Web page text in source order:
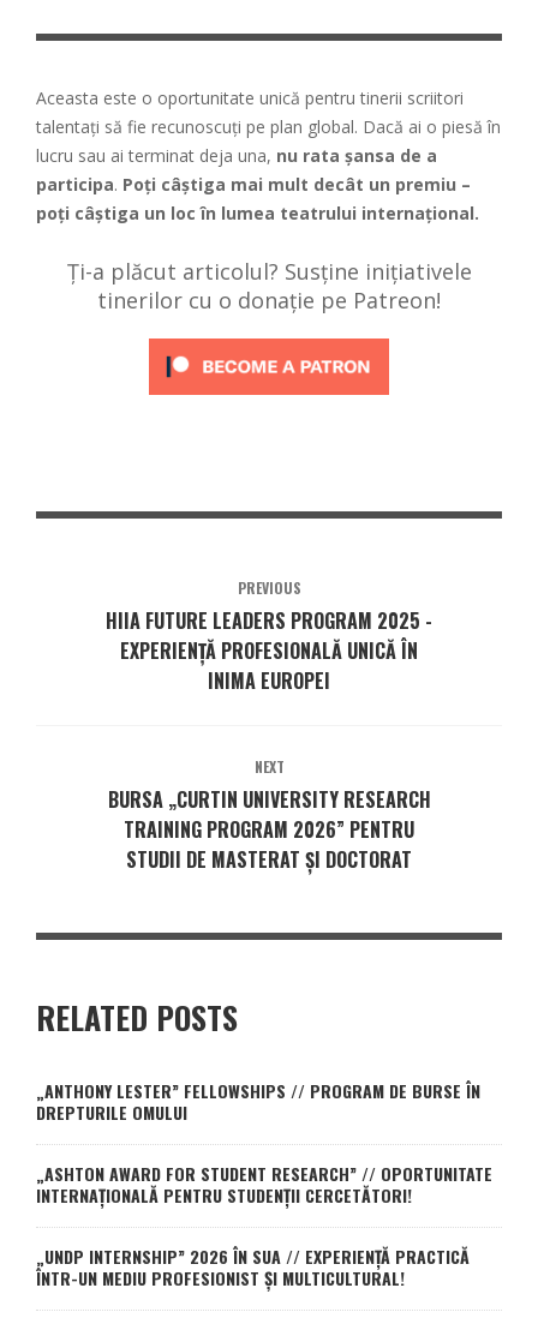
Aceasta este o oportunitate unică pentru tinerii scriitori
talentați să fie recunoscuți pe plan global. Dacă ai o piesă în
lucru sau ai terminat deja una, nu rata șansa de a
participa. Poți câștiga mai mult decât un premiu –
poți câștiga un loc în lumea teatrului internațional.
Ți-a plăcut articolul? Susține inițiativele
tinerilor cu o donație pe Patreon!
PREVIOUS
HIIA FUTURE LEADERS PROGRAM 2025 -
EXPERIENȚĂ PROFESIONALĂ UNICĂ ÎN
INIMA EUROPEI
NEXT
BURSA „CURTIN UNIVERSITY RESEARCH
TRAINING PROGRAM 2026” PENTRU
STUDII DE MASTERAT ȘI DOCTORAT
RELATED POSTS
„ANTHONY LESTER” FELLOWSHIPS // PROGRAM DE BURSE ÎN
DREPTURILE OMULUI
„ASHTON AWARD FOR STUDENT RESEARCH” // OPORTUNITATE
INTERNAȚIONALĂ PENTRU STUDENȚII CERCETĂTORI!
„UNDP INTERNSHIP” 2026 ÎN SUA // EXPERIENȚĂ PRACTICĂ
ÎNTR-UN MEDIU PROFESIONIST ȘI MULTICULTURAL!